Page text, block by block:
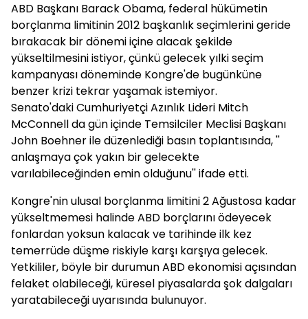
ABD Başkanı Barack Obama, federal hükümetin
borçlanma limitinin 2012 başkanlık seçimlerini geride
bırakacak bir dönemi içine alacak şekilde
yükseltilmesini istiyor, çünkü gelecek yılki seçim
kampanyası döneminde Kongre'de bugünküne
benzer krizi tekrar yaşamak istemiyor.
Senato'daki Cumhuriyetçi Azınlık Lideri Mitch
McConnell da gün içinde Temsilciler Meclisi Başkanı
John Boehner ile düzenlediği basın toplantısında, ''
anlaşmaya çok yakın bir gelecekte
varılabileceğinden emin olduğunu'' ifade etti.
Kongre'nin ulusal borçlanma limitini 2 Ağustosa kadar
yükseltmemesi halinde ABD borçlarını ödeyecek
fonlardan yoksun kalacak ve tarihinde ilk kez
temerrüde düşme riskiyle karşı karşıya gelecek.
Yetkililer, böyle bir durumun ABD ekonomisi açısından
felaket olabileceği, küresel piyasalarda şok dalgaları
yaratabileceği uyarısında bulunuyor.